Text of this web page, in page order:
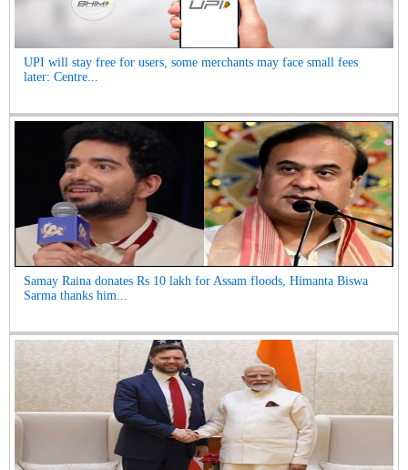
UPI will stay free for users, some merchants may face small fees
later: Centre...
Samay Raina donates Rs 10 lakh for Assam floods, Himanta Biswa
Sarma thanks him...